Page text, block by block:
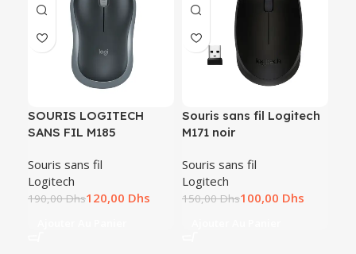
SOURIS LOGITECH
SANS FIL M185
Souris sans fil
Logitech
190,00Dhs120,00 Dhs
Souris sans fil Logitech
M171 noir
Souris sans fil
Logitech
150,00Dhs100,00 Dhs